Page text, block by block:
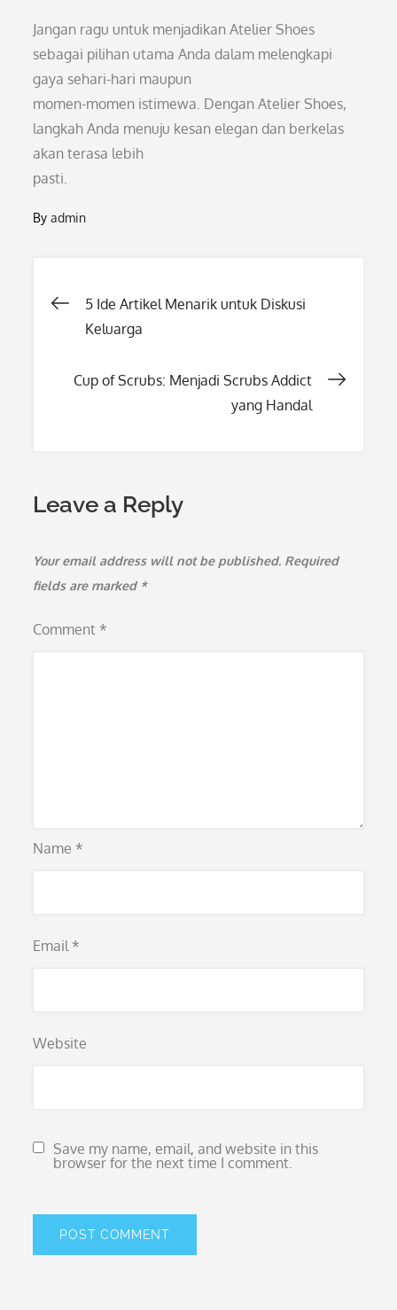
Jangan ragu untuk menjadikan Atelier Shoes
sebagai pilihan utama Anda dalam melengkapi
gaya sehari-hari maupun
momen-momen istimewa. Dengan Atelier Shoes,
langkah Anda menuju kesan elegan dan berkelas
akan terasa lebih
pasti.
Byadmin
Post
5 Ide Artikel Menarik untuk Diskusi
Keluarga
Cup of Scrubs: Menjadi Scrubs Addict
yang Handal
Leave a Reply
Your email address will not be published. Required
fields are marked *
Comment *
Name *
Email *
Website
Save my name, email, and website in this
browser for the next time I comment.